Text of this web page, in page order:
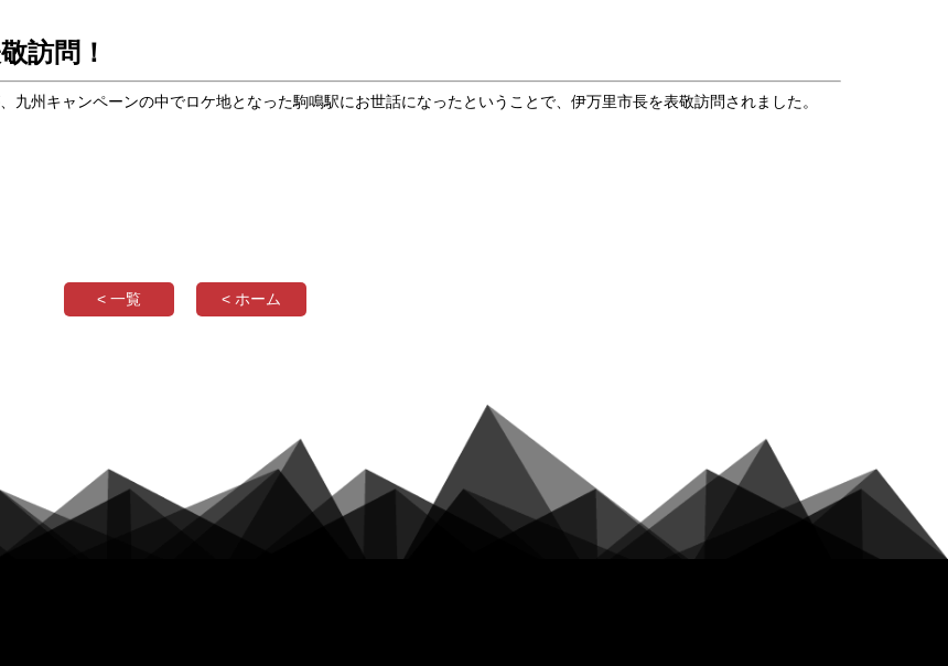
訪問！
州キャンペーンの中でロケ地となった駒鳴駅にお世話になったということで、伊万里市長を表敬訪問されました。
< 一覧 < ホーム